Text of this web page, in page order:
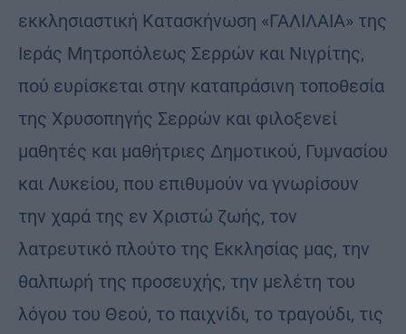
εκκλησιαστική Κατασκήνωση «ΓΑΛΙΛΑΙΑ» της
Ιεράς Μητροπόλεως Σερρών και Νιγρίτης,
πού ευρίσκεται στην καταπράσινη τοποθεσία
της Χρυσοπηγής Σερρών και φιλοξενεί
μαθητές και μαθήτριες Δημοτικού, Γυμνασίου
και Λυκείου, που επιθυμούν να γνωρίσουν
την χαρά της εν Χριστώ ζωής, τον
λατρευτικό πλούτο της Εκκλησίας μας, την
θαλπωρή της προσευχής, την μελέτη του
λόγου του Θεού, το παιχνίδι, το τραγούδι, τις